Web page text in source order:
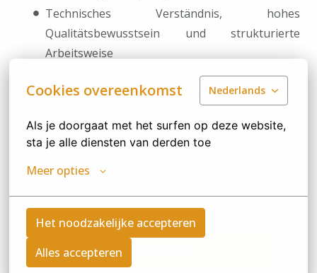
Cookies overeenkomst Nederlands
Als je doorgaat met het surfen op deze website,
sta je alle diensten van derden toe
Meer opties
Het noodzakelijke accepteren
Alles accepteren
Technisches Verständnis, hohes
Qualitätsbewusstsein und strukturierte
Arbeitsweise
Bereitschaft zur Schicht- und Wochenendarbeit
sichere Ausdrucksweise auf Deutsch in Wort
und Schrift
geübter Umgang mit MS-Office wünschenswert
AEVO wünschenswert